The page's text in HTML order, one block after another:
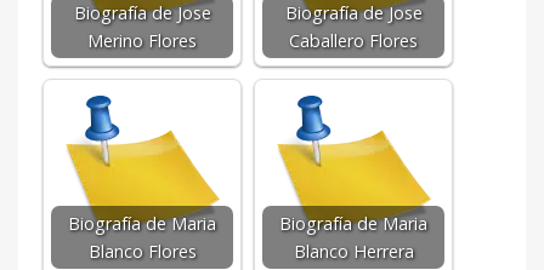
Biografía de Jose
Merino Flores
Biografía de Jose
Caballero Flores
Biografía de Maria
Blanco Flores
Biografía de Maria
Blanco Herrera